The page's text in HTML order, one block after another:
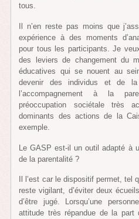
tous.
Il n’en reste pas moins que
expérience à des moments
pour tous les participants. Je
des leviers de changement du
éducatives qui se nouent au
devenir des individus et de
l’accompagnement à la
préoccupation sociétale très
dominants des actions de la
exemple.
Le GASP est-il un outil adapté à
de la parentalité ?
Il l’est car le dispositif permet, tel
reste vigilant, d’éviter deux
d’être jugé. Lorsqu’une
attitude très répandue de la